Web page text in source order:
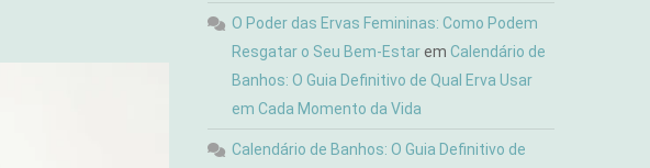
O Poder das Ervas Femininas: Como Podem
Resgatar o Seu Bem-EstaremCalendário de
Banhos: O Guia Definitivo de Qual Erva Usar
em Cada Momento da Vida
Calendário de Banhos: O Guia Definitivo de